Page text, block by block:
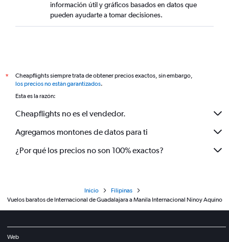
información útil y gráficos basados en datos que
pueden ayudarte a tomar decisiones.
*
Cheapflights siempre trata de obtener precios exactos, sin embargo,
los precios no están garantizados.
Esta es la razón:
Cheapflights no es el vendedor.
Agregamos montones de datos para ti
¿Por qué los precios no son 100% exactos?
Inicio
Filipinas
Vuelos baratos de Internacional de Guadalajara a Manila Internacional Ninoy Aquino
Web